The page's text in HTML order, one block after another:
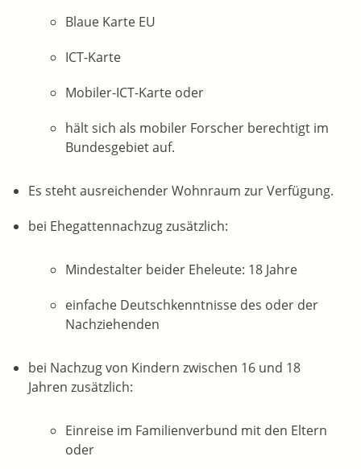
Blaue Karte EU
ICT-Karte
Mobiler-ICT-Karte oder
hält sich als mobiler Forscher berechtigt im
Bundesgebiet auf.
Es steht ausreichender Wohnraum zur Verfügung.
bei Ehegattennachzug zusätzlich:
Mindestalter beider Eheleute: 18 Jahre
einfache Deutschkenntnisse des oder der
Nachziehenden
bei Nachzug von Kindern zwischen 16 und 18
Jahren zusätzlich:
Einreise im Familienverbund mit den Eltern
oder